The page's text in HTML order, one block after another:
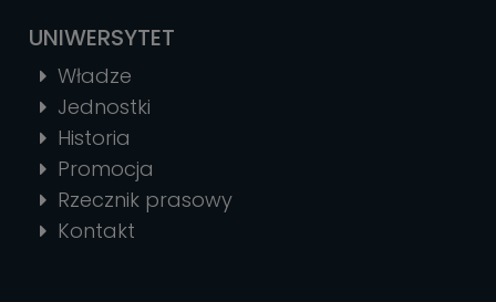
UNIWERSYTET
Władze
Jednostki
Historia
Promocja
Rzecznik prasowy
Kontakt